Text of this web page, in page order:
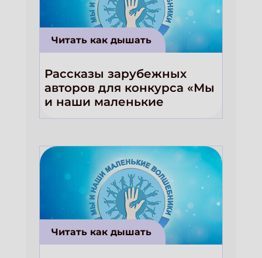
Читать как дышать
Рассказы зарубежных
авторов для конкурса «Мы
и наши маленькие
волшебники!»
Читать как дышать